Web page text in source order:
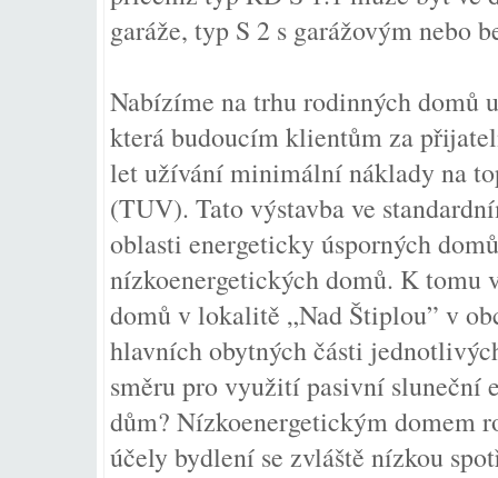
garáže, typ S 2 s garážovým nebo
Nabízíme na trhu rodinných domů
která budoucím klientům za
let užívání minimální náklady na
(TUV). Tato výstavba ve
oblasti energeticky úsporných
nízkoenergetických domů. K tomu
domů v lokalitě „Nad Štiplou” v
hlavních obytných části
směru pro využití pasivní sluneční
dům? Nízkoenergetickým domem
účely bydlení se zvláště nízkou